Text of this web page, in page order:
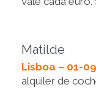
Matilde
Lisboa – 01-
alquiler de